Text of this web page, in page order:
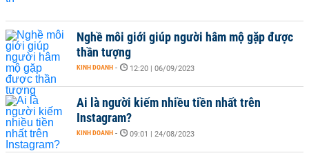
Nghề môi giới giúp người hâm mộ gặp được
thần tượng
KINH DOANH - 12:20 | 06/09/2023
Ai là người kiếm nhiều tiền nhất trên
Instagram?
KINH DOANH - 09:01 | 24/08/2023